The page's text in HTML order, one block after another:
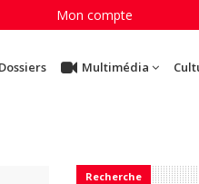
Mon compte
Multimédia
Recherche